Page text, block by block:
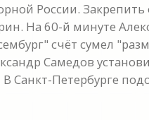
России.
На 60-й минуте
счёт сумел
Самедов
Санкт-Петербурге